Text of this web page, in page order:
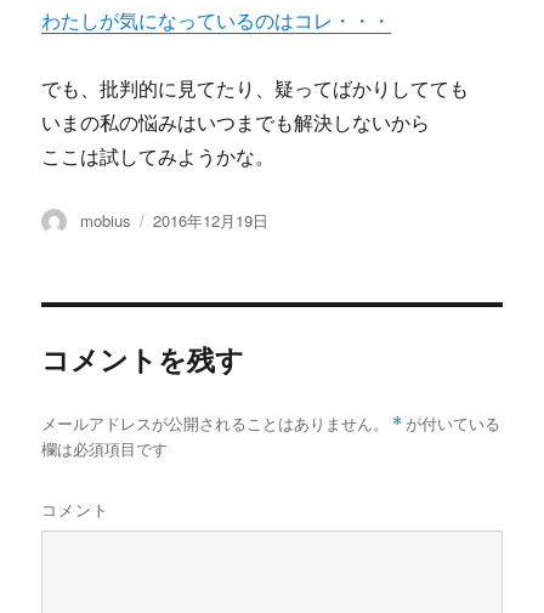
わたしが気になっているのはコレ・・・
でも、批判的に見てたり、疑ってばかりしてても
いまの私の悩みはいつまでも解決しないから
ここは試してみようかな。
投
mobius
投
2016年12月19日
コメントを残す
メールアドレスが公開されることはありません。 * が付いている
欄は必須項目です
コメント